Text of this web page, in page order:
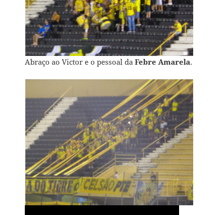
Abraço ao Victor e o pessoal daFebre Amarela.